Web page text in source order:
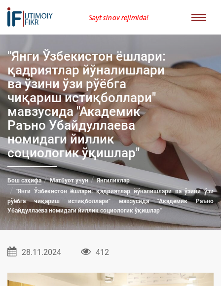
Sayt sinov rejimida!
"Янги Ўзбекистон ёшлари:
қадриятлар йўналишлари
ва ўзини ўзи рўёбга
чиқариш истиқболлари"
мавзусида "Академик
Раъно Убайдуллаева
номидаги йиллик
социологик ўқишлар"
Бош саҳифа Матбуот учун
Янгиликлар
"Янги Ўзбекистон ёшлари: қадриятлар йўналишлари ва ўзини ўзи
рўёбга чиқариш истиқболлари" мавзусида "Академик Раъно
Убайдуллаева номидаги йиллик социологик ўқишлар"
28.11.2024 412